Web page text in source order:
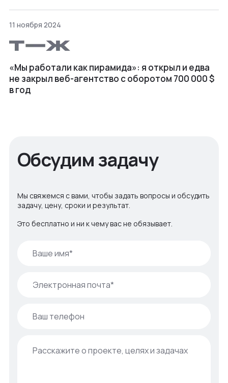
11 ноября 2024
«Мы работали как пирамида»: я открыл и едва
не закрыл веб⁠-⁠агентство с оборотом 700 000 $
в год
Обсудим задачу
Мы свяжемся с вами, чтобы задать вопросы и обсудить
задачу, цену, сроки и результат.
Это бесплатно и ни к чему вас не обязывает.